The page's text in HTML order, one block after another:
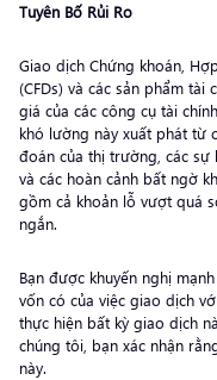
Tuyên Bố Rủi Ro
Giao dịch Chứng khoán,
(CFDs) và các sản phẩm
giá của các công cụ tài
khó lường này xuất phát từ
đoán của thị trường, các
và các hoàn cảnh bất ngờ
gồm cả khoản lỗ vượt quá
ngắn.
Bạn được khuyến nghị
vốn có của việc giao dịch
thực hiện bất kỳ giao dịch
chúng tôi, bạn xác nhận
này.